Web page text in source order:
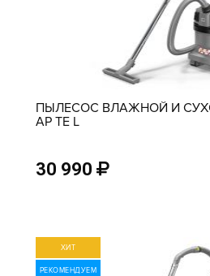
ПЫЛЕСОС ВЛАЖНОЙ И
AP TE L
30 990
ХИТ
РЕКОМЕНДУЕМ